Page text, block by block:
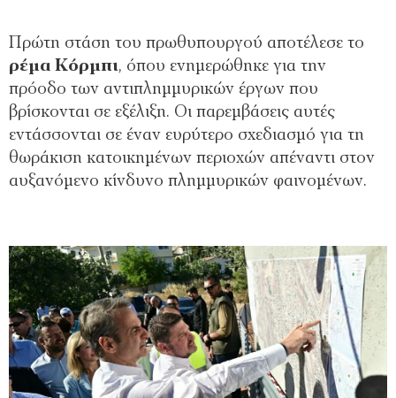
Πρώτη στάση του πρωθυπουργού αποτέλεσε το
ρέμα Κόρμπι, όπου ενημερώθηκε για την
πρόοδο των αντιπλημμυρικών έργων που
βρίσκονται σε εξέλιξη. Οι παρεμβάσεις αυτές
εντάσσονται σε έναν ευρύτερο σχεδιασμό για τη
θωράκιση κατοικημένων περιοχών απέναντι στον
αυξανόμενο κίνδυνο πλημμυρικών φαινομένων.